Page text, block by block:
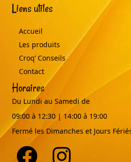
Liens utiles
Accueil
Les produits
Croq’ Conseils
Contact
Horaires
Du Lundi au Samedi de
09:00 à 12:30 | 14:00 à 19:00
Fermé les Dimanches et Jours